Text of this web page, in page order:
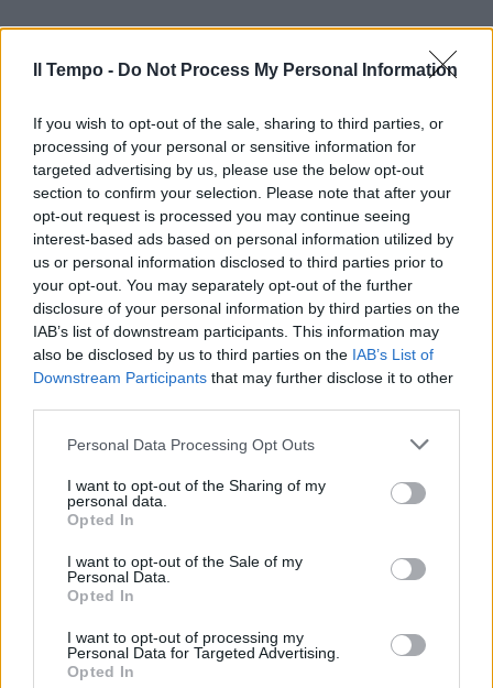
Il Tempo - Do Not Process My Personal Information
If you wish to opt-out of the sale, sharing to third parties, or
processing of your personal or sensitive information for
targeted advertising by us, please use the below opt-out
section to confirm your selection. Please note that after your
opt-out request is processed you may continue seeing
interest-based ads based on personal information utilized by
us or personal information disclosed to third parties prior to
your opt-out. You may separately opt-out of the further
disclosure of your personal information by third parties on the
IAB’s list of downstream participants. This information may
also be disclosed by us to third parties on the IAB’s List of
Downstream Participants that may further disclose it to other
Personal Data Processing Opt Outs
I want to opt-out of the Sharing of my
personal data.
Opted In
I want to opt-out of the Sale of my
Personal Data.
Opted In
I want to opt-out of processing my
Personal Data for Targeted Advertising.
Opted In
In evidenza